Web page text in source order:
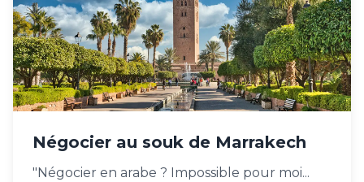
Négocier au souk de Marrakech
"Négocier en arabe ? Impossible pour moi...